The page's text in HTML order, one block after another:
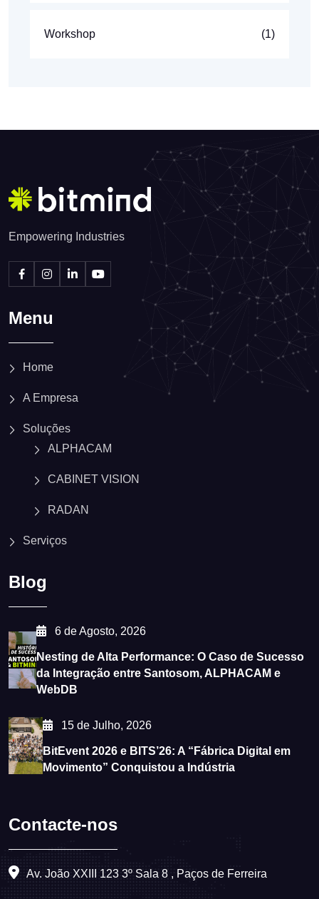
Workshop (1)
Empowering Industries
Menu
Home
A Empresa
Soluções
ALPHACAM
CABINET VISION
RADAN
Serviços
Blog
6 de Agosto, 2026
Nesting de Alta Performance: O Caso de Sucesso
da Integração entre Santosom, ALPHACAM e
WebDB
15 de Julho, 2026
BitEvent 2026 e BITS’26: A “Fábrica Digital em
Movimento” Conquistou a Indústria
Contacte-nos
Av. João XXIII 123 3º Sala 8 , Paços de Ferreira